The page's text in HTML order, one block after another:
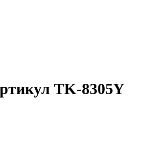
TK-8305Y